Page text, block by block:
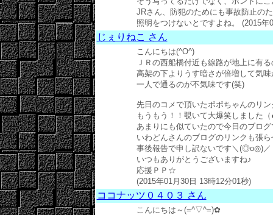
JRさん、防犯のためにも事故防止の
照明をつけないとですよね。
(2015年
じぇりねこ さん
こんにちは(^O^)
ＪＲの西船橋付近も線路が地上に有
高架の下よりうす暗さが倍増して気
一人で通るのが不気味です(笑)
先日のコメで頂いたポポちゃんのリン
もうもう！！覗いて大爆笑しました
あまりにも似ていたので今日のブロ
いわどんさんのブログのリンクも張
事後報告で申し訳ないです＼(◎o◎)／
いつもありがとうございますね♪
応援ＰＰ☆
(2015年01月30日 13時12分01秒)
ココナッツ０４０３ さん
こんにちは～(=^▽^=)✿